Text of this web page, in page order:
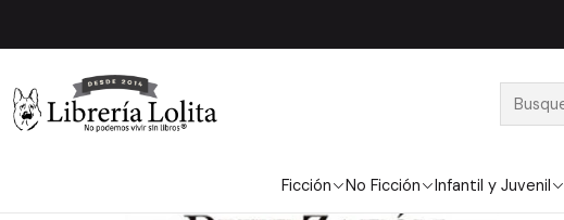
Ficción No Ficción Infantil y Juvenil